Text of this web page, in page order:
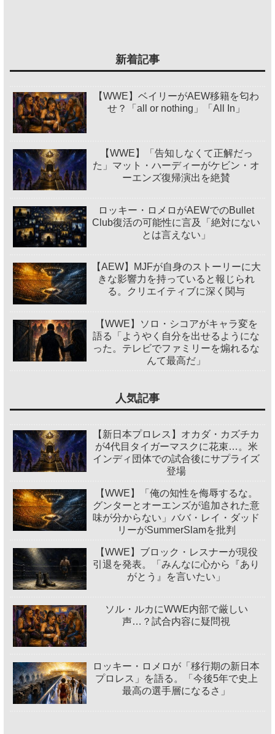
新着記事
【WWE】ベイリーがAEW移籍を匂わ
せ？「all or nothing」「All In」
【WWE】「告知しなくて正解だっ
た」マット・ハーディーがケビン・オ
ーエンズ復帰演出を絶賛
ロッキー・ロメロがAEWでのBullet
Club復活の可能性に言及「絶対にない
とは言えない」
【AEW】MJFが自身のストーリーに大
きな影響力を持っていると報じられ
る。クリエイティブに深く関与
【WWE】ソロ・シコアがキャラ変を
語る「ようやく自分を出せるようにな
った。テレビでファミリーを煽れるな
んて最高だ」
人気記事
【新日本プロレス】オカダ・カズチカ
が4代目タイガーマスクに花束…。米
インディ団体での試合後にサプライズ
登場
【WWE】「俺の知性を侮辱するな。
グンターとオーエンズが追加された意
味が分からない」ババ・レイ・ダッド
リーがSummerSlamを批判
【WWE】ブロック・レスナーが現役
引退を発表。「みんなに心から『あり
がとう』を言いたい」
ソル・ルカにWWE内部で厳しい
声…？試合内容に疑問視
ロッキー・ロメロが「移行期の新日本
プロレス」を語る。「今後5年で史上
最高の選手層になるさ」